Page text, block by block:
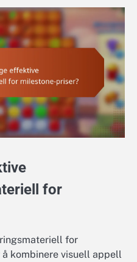
for
for
kombinere visuell appell